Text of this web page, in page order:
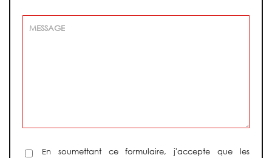
En soumettant ce formulaire, j'accepte que les